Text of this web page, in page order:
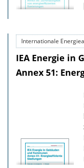
b
Internationale
IEA Energie in
Annex 51: